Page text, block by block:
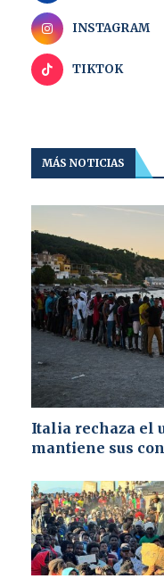
INSTAGRAM
TIKTOK
MÁS NOTICIAS
Italia rechaza el
mantiene sus